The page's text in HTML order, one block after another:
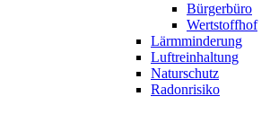
Bürgerbüro
Wertstoffhof
Lärmminderung
Luftreinhaltung
Naturschutz
Radonrisiko